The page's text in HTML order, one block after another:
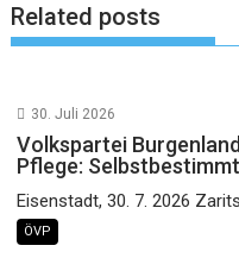
Related posts
30. Juli 2026
Volkspartei
Pflege:
Eisenstadt, 30. 7. 2026
ÖVP